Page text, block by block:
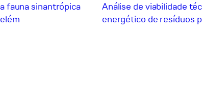
fauna sinantrópica
Análise de viabilidade
energético de resíduos